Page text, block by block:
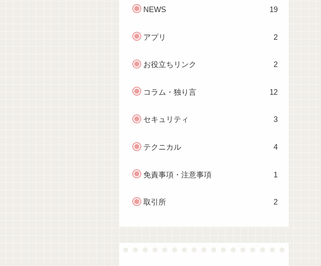
NEWS 19
アプリ 2
お役立ちリンク 2
コラム・独り言 12
セキュリティ 3
テクニカル 4
免責事項・注意事項 1
取引所 2